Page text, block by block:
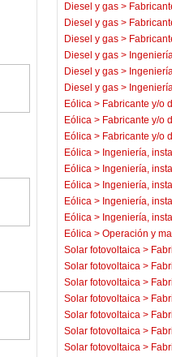
Diesel y gas >
Diesel y gas >
Diesel y gas >
Diesel y gas >
Diesel y gas >
Diesel y gas >
Eólica > Fabricante y/o
Eólica > Fabricante y/o
Eólica > Fabricante y/o
Eólica > Ingeniería,
Eólica > Ingeniería,
Eólica > Ingeniería,
Eólica > Ingeniería,
Eólica > Ingeniería,
Eólica > Operación y
Solar fotovoltaica >
Solar fotovoltaica >
Solar fotovoltaica >
Solar fotovoltaica >
Solar fotovoltaica >
Solar fotovoltaica >
Solar fotovoltaica >